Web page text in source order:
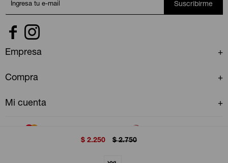
$ 2.250 $ 2.750
Suscribirme
 
Empresa
Compra
Mi cuenta